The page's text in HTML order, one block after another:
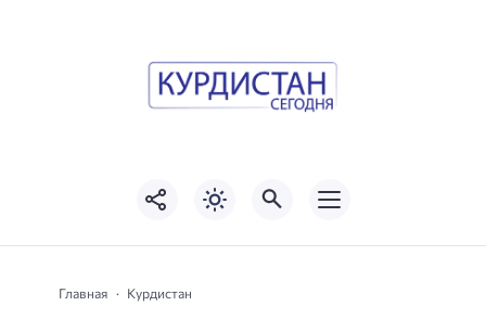
Главная Курдистан